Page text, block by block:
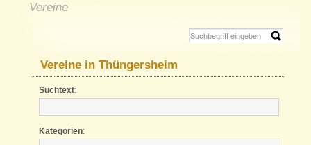
Vereine
Vereine in Thüngersheim
Suchtext:
Kategorien: